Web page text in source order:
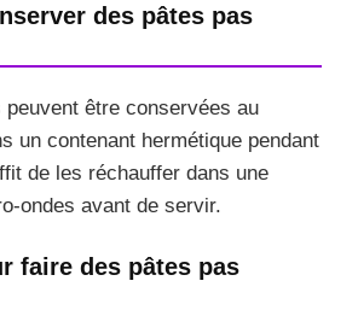
des pâtes pas
être conservées au
un contenant hermétique pendant
de les réchauffer dans une
ondes avant de servir.
faire des pâtes pas